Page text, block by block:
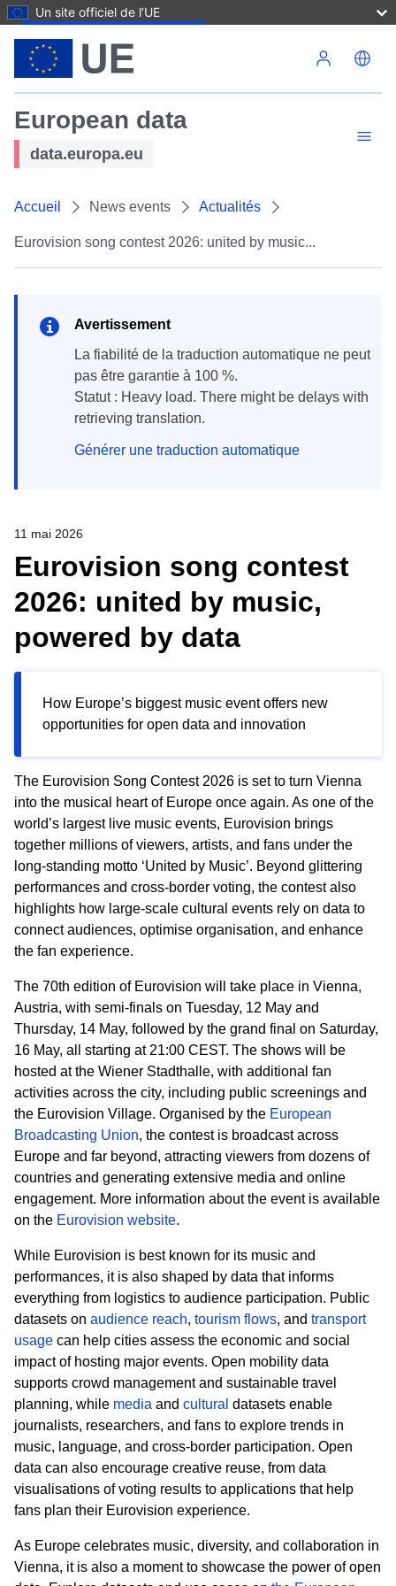
Un site officiel de l’UE
European data
data.europa.eu
Accueil News events Actualités
Eurovision song contest 2026: united by music...
Avertissement
la fiabilité de la traduction automatique ne peut
pas être garantie à 100 %.
Statut : Heavy load. There might be delays with
retrieving translation.
Générer une traduction automatique
11 mai 2026
Eurovision song contest
2026: united by music,
powered by data
How Europe’s biggest music event offers new
opportunities for open data and innovation
The Eurovision Song Contest 2026 is set to turn Vienna
into the musical heart of Europe once again. As one of the
world’s largest live music events, Eurovision brings
together millions of viewers, artists, and fans under the
long‑standing motto ‘United by Music’. Beyond glittering
performances and cross‑border voting, the contest also
highlights how large‑scale cultural events rely on data to
connect audiences, optimise organisation, and enhance
the fan experience.
The 70th edition of Eurovision will take place in Vienna,
Austria, with semi‑finals on Tuesday, 12 May and
Thursday, 14 May, followed by the grand final on Saturday,
16 May, all starting at 21:00 CEST. The shows will be
hosted at the Wiener Stadthalle, with additional fan
activities across the city, including public screenings and
the Eurovision Village. Organised by the European
Broadcasting Union, the contest is broadcast across
Europe and far beyond, attracting viewers from dozens of
countries and generating extensive media and online
engagement. More information about the event is available
on the Eurovision website.
While Eurovision is best known for its music and
performances, it is also shaped by data that informs
everything from logistics to audience participation. Public
datasets on audience reach, tourism flows, and transport
usage can help cities assess the economic and social
impact of hosting major events. Open mobility data
supports crowd management and sustainable travel
planning, while media and cultural datasets enable
journalists, researchers, and fans to explore trends in
music, language, and cross‑border participation. Open
data can also encourage creative reuse, from data
visualisations of voting results to applications that help
fans plan their Eurovision experience.
As Europe celebrates music, diversity, and collaboration in
Vienna, it is also a moment to showcase the power of open